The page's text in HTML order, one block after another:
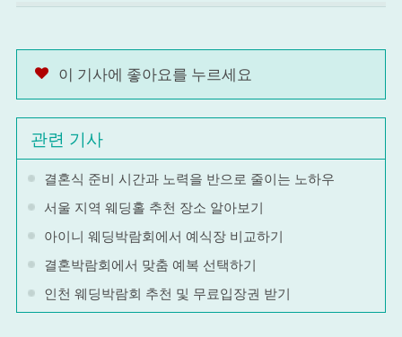
이 기사에 좋아요를 누르세요
관련 기사
결혼식 준비 시간과 노력을 반으로 줄이는 노하우
서울 지역 웨딩홀 추천 장소 알아보기
아이니 웨딩박람회에서 예식장 비교하기
결혼박람회에서 맞춤 예복 선택하기
인천 웨딩박람회 추천 및 무료입장권 받기